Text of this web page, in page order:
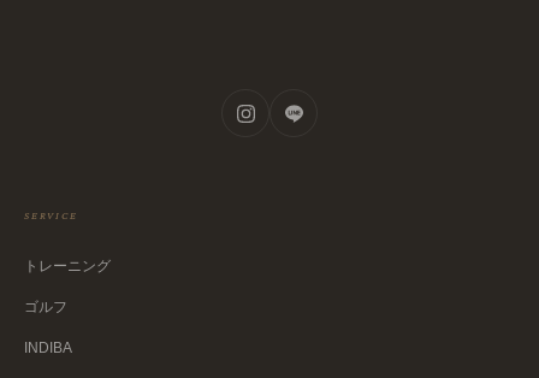
SERVICE
トレーニング
ゴルフ
INDIBA